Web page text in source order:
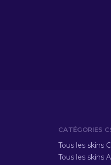
CATÉGORIES
Tous les skins
Tous les skins